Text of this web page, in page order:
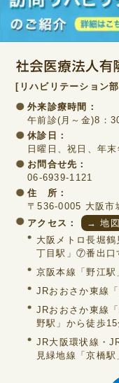
[リハビリテーション
外来診療時間：
午前診(月～金)8：
休診日：
日曜日、祝日、年
お問合せ先：
06-6939-1121
住 所：
〒536-0005 大阪市
アクセス：
→ 地
大阪メトロ長堀
丁目駅」⑦番出口
京阪本線「野江
JRおおさか東線
JRおおさか東線
野駅」から徒歩15
JR大阪環状線・
見緑地線「京橋